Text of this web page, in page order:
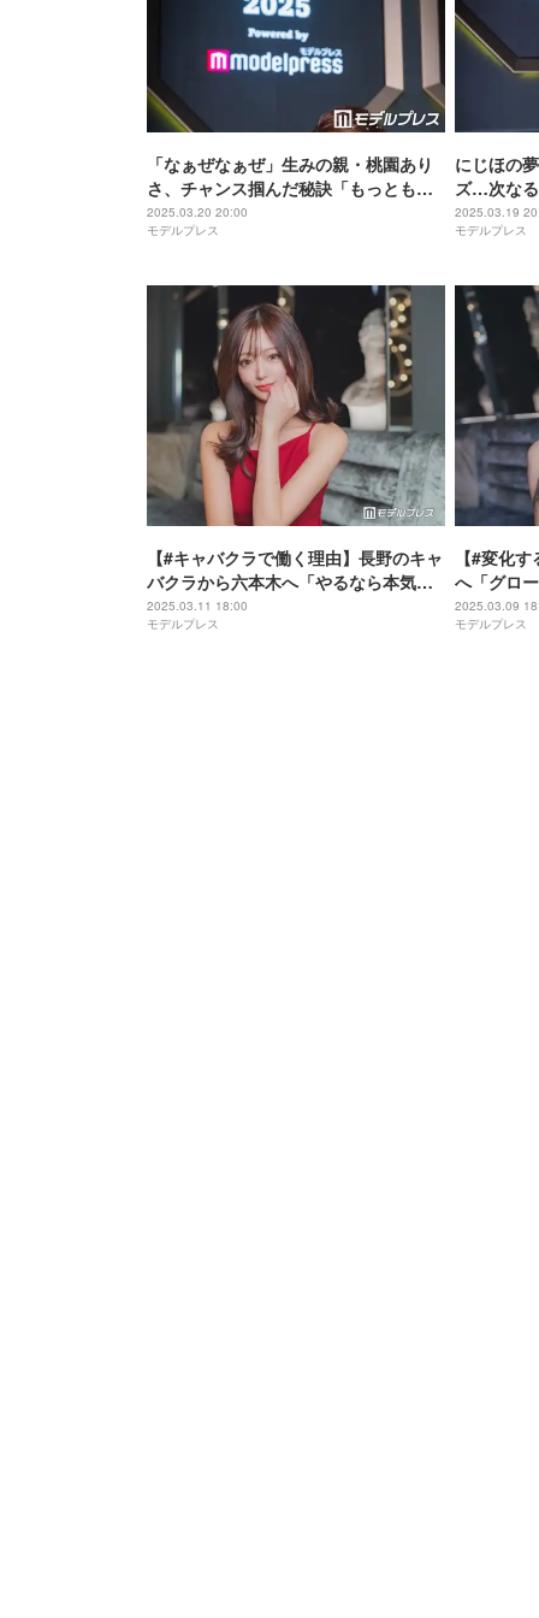
「なぁぜなぁぜ」生みの親・桃園あり
さ、チャンス掴んだ秘訣「もっともっ
と世の中をワクワクさせていきたい」
【FABRIC STAR CAST AWARD
2025.03.20 20:00
モデルプレス
にじほの
ズ…次な
【
2025】
2025.03.19
モデルプレス
【#キャバクラで働く理由】長野のキャ
バクラから六本木へ「やるなら本気」
──東京・六本木「FABRIC LOUNGE
TOKYO」えりか
2025.03.11 18:00
モデルプレス
【#変化
へ「グロ
売れるキ
悟──東京
2025.03.09
モデルプレス